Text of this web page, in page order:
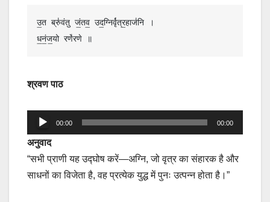
उ॒त ब्रु॑वंतु जं॒तव॒ उद॒ग्निर्वृ॑त्र॒हाज॑नि ।
ध॒नं॒ज॒यो रणे॑रणे ॥
श्रवण पाठ
Audio
Player
00:00 00:00
अनुवाद
“सभी प्राणी यह उद्घोष करें—अग्नि, जो वृत्र का संहारक है और
साधनों का विजेता है, वह प्रत्येक युद्ध में पुनः उत्पन्न होता है।”